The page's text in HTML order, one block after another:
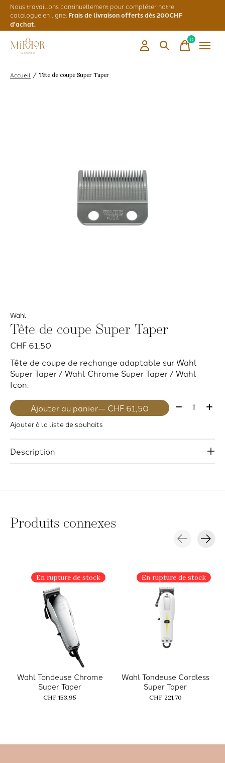
Nous travaillons continuellement pour compléter notre
catalogue en ligne. Frais de livraison offerts dès 200CHF
d'achat.
0items
Accueil / Tête de coupe Super Taper
Wahl
Tête de coupe Super Taper
CHF 61,50
Tête de coupe de rechange adaptable sur Wahl
Super Taper / Wahl Chrome Super Taper / Wahl
Icon.
Ajouter au panier — CHF 61,50 Quantité:
Ajouter à la liste de souhaits
Description
Produits connexes
En rupture de stock
Wahl Tondeuse Chrome
Super Taper
CHF 153,95
En rupture de stock
Wahl Tondeuse Cordless
Super Taper
CHF 221,70